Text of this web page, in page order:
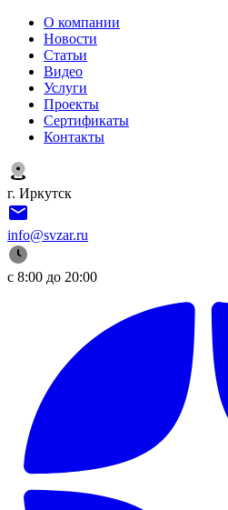
О компании
Новости
Статьи
Видео
Услуги
Проекты
Сертификаты
Контакты
г. Иркутск
info@svzar.ru
с 8:00 до 20:00